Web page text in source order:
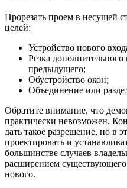
Прорезать проем в несущей
целей:
Устройство нового
Резка дополнительного
предыдущего;
Обустройство окон;
Объединение или
Обратите внимание, что
практически невозможен.
дать такое разрешение, но в
проектировать и
большинстве случаев
расширением
нового.